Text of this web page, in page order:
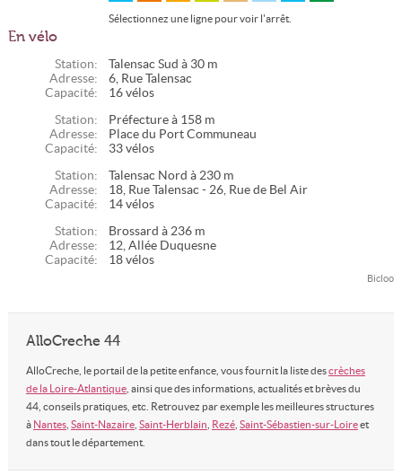
Sélectionnez une ligne pour voir l'arrêt.
En vélo
Station:
Talensac Sud à 30 m
Adresse:
6, Rue Talensac
Capacité:
16 vélos
Station:
Préfecture à 158 m
Adresse:
Place du Port Communeau
Capacité:
33 vélos
Station:
Talensac Nord à 230 m
Adresse:
18, Rue Talensac - 26, Rue de Bel Air
Capacité:
14 vélos
Station:
Brossard à 236 m
Adresse:
12, Allée Duquesne
Capacité:
18 vélos
Bicloo
AlloCreche 44
AlloCreche, le portail de la petite enfance, vous fournit la liste descrèches
de la Loire-Atlantique, ainsi que des informations, actualités et brèves du
44, conseils pratiques, etc. Retrouvez par exemple les meilleures structures
à Nantes, Saint-Nazaire, Saint-Herblain Rezé, Saint-Sébastien-sur-Loireet
dans tout le département.